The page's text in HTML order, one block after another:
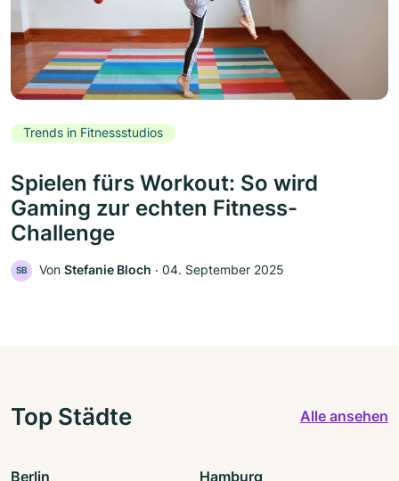
Trends in Fitnessstudios
Spielen fürs Workout: So wird
Gaming zur echten Fitness-
Challenge
SB Von Stefanie Bloch ‧ 04. September 2025
Top Städte Alle ansehen
Berlin Hamburg